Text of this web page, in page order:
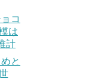
コ
は
計
と